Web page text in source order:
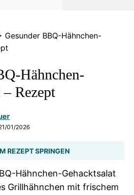
Gesunder BBQ-Hähnchen-
Hähnchen-
Rezept
01/2026
REZEPT SPRINGEN
Hähnchen-Gehacktsalat
Grillhähnchen mit frischem